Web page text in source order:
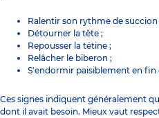
Ralentir son rythme de succion
Détourner la tête ;
Repousser la tétine ;
Relâcher le biberon ;
S'endormir paisiblement en fin
Ces signes indiquent généralement
dont il avait besoin. Mieux vaut